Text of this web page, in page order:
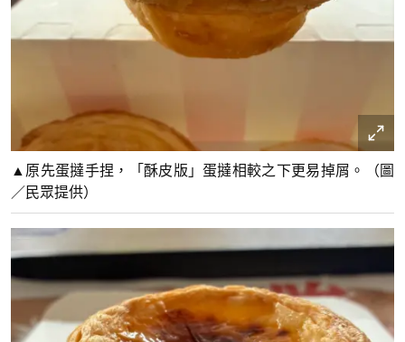
▲原先蛋撻手捏，「酥皮版」蛋撻相較之下更易掉屑。（圖
／民眾提供）